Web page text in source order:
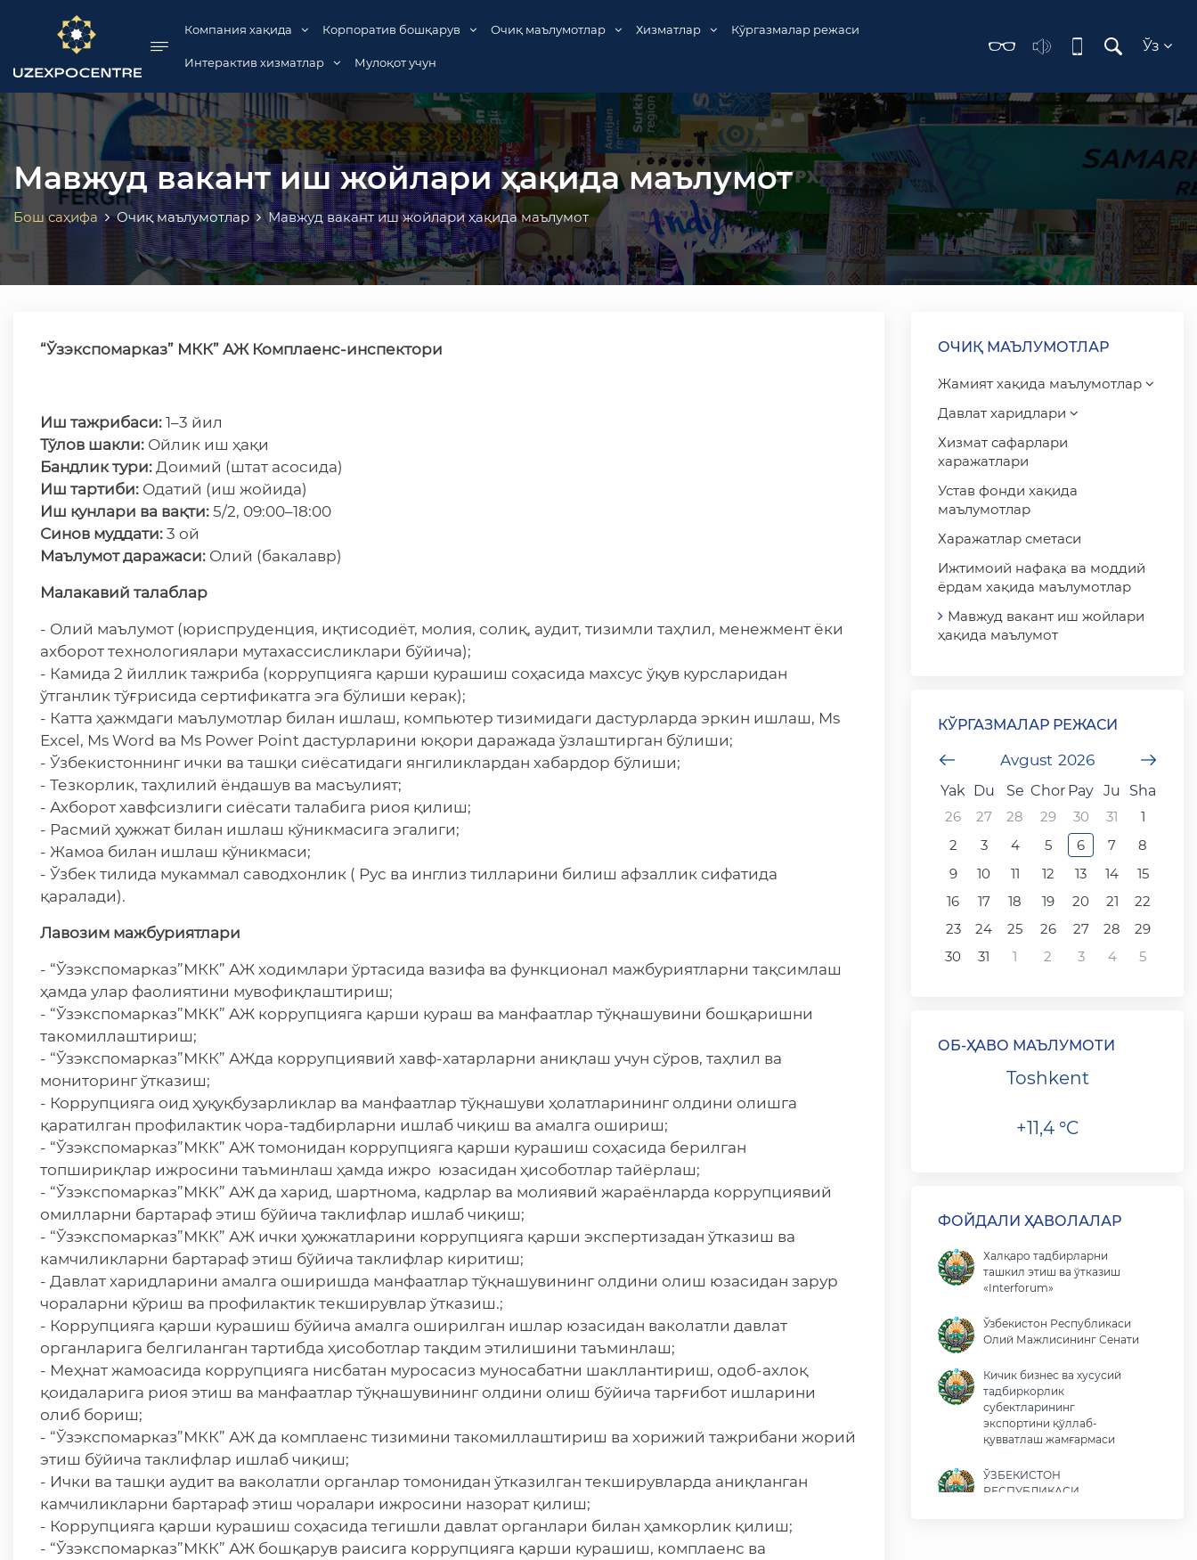
menu Компания хақида Корпоратив бошқарув Очиқ маълумотлар Хизматлар Кўргазмалар режаси
Интерактив хизматлар Мулоқот учун
Ўз
Мавжуд вакант иш жойлари ҳақида маълумот
Бош саҳифа Очиқ маълумотлар Мавжуд вакант иш жойлари ҳақида маълумот
“Ўзэкспомарказ” МКК” АЖ Комплаенс-инспектори
Иш тажрибаси: 1–3 йил
Тўлов шакли: Ойлик иш ҳақи
Бандлик тури: Доимий (штат асосида)
Иш тартиби: Одатий (иш жойида)
Иш кунлари ва вақти: 5/2, 09:00–18:00
Синов муддати: 3 ой
Маълумот даражаси: Олий (бакалавр)
Малакавий талаблар
- Олий маълумот (юриспруденция, иқтисодиёт, молия, солиқ, аудит, тизимли таҳлил, менежмент ёки
ахборот технологиялари мутахассисликлари бўйича);
- Камида 2 йиллик тажриба (коррупцияга қарши курашиш соҳасида махсус ўқув курсларидан
ўтганлик тўғрисида сертификатга эга бўлиши керак);
- Катта ҳажмдаги маълумотлар билан ишлаш, компьютер тизимидаги дастурларда эркин ишлаш, Ms
Excel, Ms Word ва Ms Power Point дастурларини юқори даражада ўзлаштирган бўлиши;
- Ўзбекистоннинг ички ва ташқи сиёсатидаги янгиликлардан хабардор бўлиши;
- Тезкорлик, таҳлилий ёндашув ва масъулият;
- Ахборот хавфсизлиги сиёсати талабига риоя қилиш;
- Расмий ҳужжат билан ишлаш кўникмасига эгалиги;
- Жамоа билан ишлаш кўникмаси;
- Ўзбек тилида мукаммал саводхонлик ( Рус ва инглиз тилларини билиш афзаллик сифатида
қаралади).
Лавозим мажбуриятлари
- “Ўзэкспомарказ”МКК” АЖ ходимлари ўртасида вазифа ва функционал мажбуриятларни тақсимлаш
ҳамда улар фаолиятини мувофиқлаштириш;
- “Ўзэкспомарказ”МКК” АЖ коррупцияга қарши кураш ва манфаатлар тўқнашувини бошқаришни
такомиллаштириш;
- “Ўзэкспомарказ”МКК” АЖда коррупциявий хавф-хатарларни аниқлаш учун сўров, таҳлил ва
мониторинг ўтказиш;
- Коррупцияга оид ҳуқуқбузарликлар ва манфаатлар тўқнашуви ҳолатларининг олдини олишга
қаратилган профилактик чора-тадбирларни ишлаб чиқиш ва амалга ошириш;
- “Ўзэкспомарказ”МКК” АЖ томонидан коррупцияга қарши курашиш соҳасида берилган
топшириқлар ижросини таъминлаш ҳамда ижро юзасидан ҳисоботлар тайёрлаш;
- “Ўзэкспомарказ”МКК” АЖ да харид, шартнома, кадрлар ва молиявий жараёнларда коррупциявий
омилларни бартараф этиш бўйича таклифлар ишлаб чиқиш;
- “Ўзэкспомарказ”МКК” АЖ ички ҳужжатларини коррупцияга қарши экспертизадан ўтказиш ва
камчиликларни бартараф этиш бўйича таклифлар киритиш;
- Давлат харидларини амалга оширишда манфаатлар тўқнашувининг олдини олиш юзасидан зарур
чораларни кўриш ва профилактик текширувлар ўтказиш.;
- Коррупцияга қарши курашиш бўйича амалга оширилган ишлар юзасидан ваколатли давлат
органларига белгиланган тартибда ҳисоботлар тақдим этилишини таъминлаш;
- Меҳнат жамоасида коррупцияга нисбатан муросасиз муносабатни шакллантириш, одоб-ахлоқ
қоидаларига риоя этиш ва манфаатлар тўқнашувининг олдини олиш бўйича тарғибот ишларини
олиб бориш;
- “Ўзэкспомарказ”МКК” АЖ да комплаенс тизимини такомиллаштириш ва хорижий тажрибани жорий
этиш бўйича таклифлар ишлаб чиқиш;
- Ички ва ташқи аудит ва ваколатли органлар томонидан ўтказилган текширувларда аниқланган
камчиликларни бартараф этиш чоралари ижросини назорат қилиш;
- Коррупцияга қарши курашиш соҳасида тегишли давлат органлари билан ҳамкорлик қилиш;
- “Ўзэкспомарказ”МКК” АЖ бошқарув раисига коррупцияга қарши курашиш, комплаенс ва
ОЧИҚ МАЪЛУМОТЛАР
Жамият хақида маълумотлар
Давлат харидлари
Хизмат сафарлари
харажатлари
Устав фонди хақида
маълумотлар
Харажатлар сметаси
Ижтимоий нафақа ва моддий
ёрдам хақида маълумотлар
Мавжуд вакант иш жойлари
ҳақида маълумот
КЎРГАЗМАЛАР РЕЖАСИ
Avgust 2026
undefined
Yak Du Se Chor Pay Ju
Sha
26
27 28 29 30 31
1
2
3 4 5 6 7
8
9
10 11 12 13 14
15
16
17 18 19 20 21
22
23
24 25 26 27 28
29
30
31 1 2 3 4 5
ОБ-ҲАВО МАЪЛУМОТИ
Toshkent
+11,4 °C
ФОЙДАЛИ ҲАВОЛАЛАР
Халқаро тадбирларни
ташкил этиш ва ўтказиш
«Interforum»
Ўзбекистон Республикаси
Олий Мажлисининг Сенати
Кичик бизнес ва хусусий
тадбиркорлик
субектларининг
экспортини қўллаб-
қувватлаш жамғармаси
ЎЗБЕКИСТОН
РЕСПУБЛИКАСИ